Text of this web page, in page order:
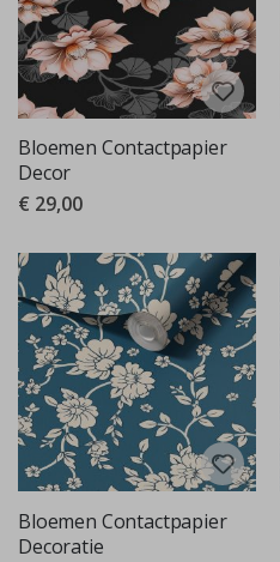
Bloemen Contactpapier
Decor
€ 29,00
Bloemen Contactpapier
Decoratie